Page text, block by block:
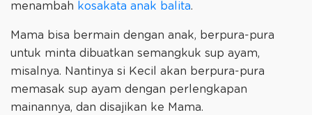
menambah kosakata anak balita.
Mama bisa bermain dengan anak, berpura-pura
untuk minta dibuatkan semangkuk sup ayam,
misalnya. Nantinya si Kecil akan berpura-pura
memasak sup ayam dengan perlengkapan
mainannya, dan disajikan ke Mama.